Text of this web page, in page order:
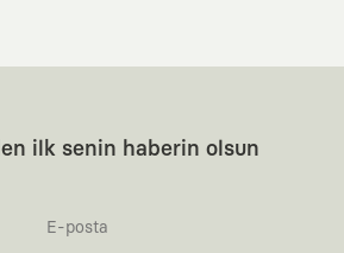
ilk senin haberin olsun